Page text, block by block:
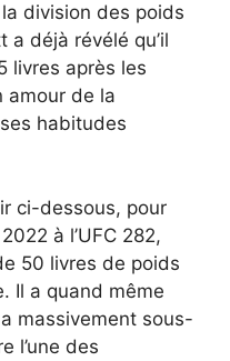
division des poids
a déjà révélé qu’il
livres après les
amour de la
habitudes
ci-dessous, pour
à l’UFC 282,
50 livres de poids
Il a quand même
massivement sous-
l’une des